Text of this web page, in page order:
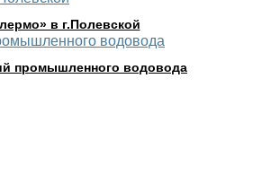
в г.Полевской
промышленного водовода